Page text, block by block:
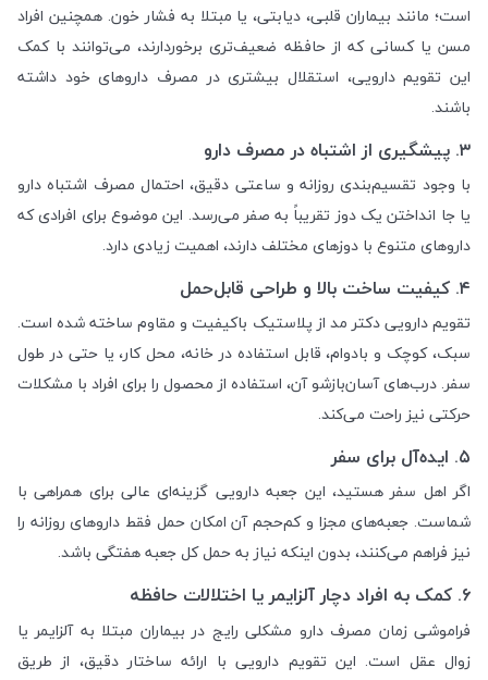
است؛ مانند بیماران قلبی، دیابتی، یا مبتلا به فشار خون. همچنین افراد
مسن یا کسانی که از حافظه ضعیف‌تری برخوردارند، می‌توانند با کمک
این تقویم دارویی، استقلال بیشتری در مصرف داروهای خود داشته
باشند.
۳. پیشگیری از اشتباه در مصرف دارو
با وجود تقسیم‌بندی روزانه و ساعتی دقیق، احتمال مصرف اشتباه دارو
یا جا انداختن یک دوز تقریباً به صفر می‌رسد. این موضوع برای افرادی که
داروهای متنوع با دوزهای مختلف دارند، اهمیت زیادی دارد.
۴. کیفیت ساخت بالا و طراحی قابل‌حمل
تقویم دارویی دکتر مد از پلاستیک باکیفیت و مقاوم ساخته شده است.
سبک، کوچک و بادوام، قابل استفاده در خانه، محل کار، یا حتی در طول
سفر. درب‌های آسان‌بازشو آن، استفاده از محصول را برای افراد با مشکلات
حرکتی نیز راحت می‌کند.
۵. ایده‌آل برای سفر
اگر اهل سفر هستید، این جعبه دارویی گزینه‌ای عالی برای همراهی با
شماست. جعبه‌های مجزا و کم‌حجم آن امکان حمل فقط داروهای روزانه را
نیز فراهم می‌کنند، بدون اینکه نیاز به حمل کل جعبه هفتگی باشد.
۶. کمک به افراد دچار آلزایمر یا اختلالات حافظه
فراموشی زمان مصرف دارو مشکلی رایج در بیماران مبتلا به آلزایمر یا
زوال عقل است. این تقویم دارویی با ارائه ساختار دقیق، از طریق